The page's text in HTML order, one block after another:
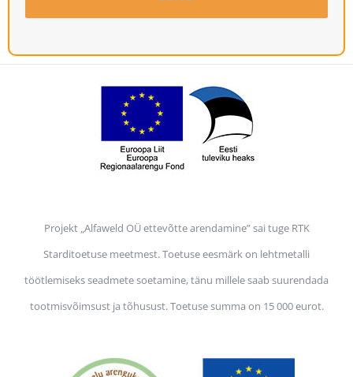
Projekt „Alfaweld OÜ ettevõtte arendamine” sai tuge RTK
Starditoetuse meetmest. Toetuse eesmärk on lehtmetalli
töötlemiseks seadmete soetamine, tänu millele saab suurendada
tootmisvõimsust ja tõhusust. Toetuse summa on 15 000 eurot.